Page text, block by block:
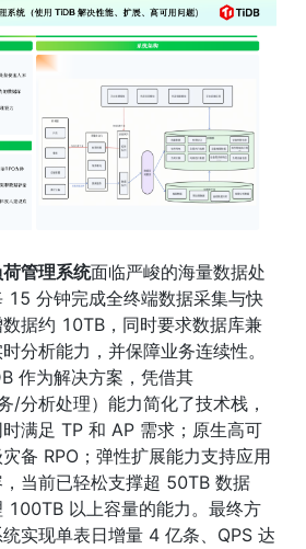
管理系统面临严峻的海量数据处
15 分钟完成全终端数据采集与快
据约 10TB，同时要求数据库兼
分析能力，并保障业务连续性。
作为解决方案，凭借其
/分析处理）能力简化了技术栈，
满足 TP 和 AP 需求；原生高可
备 RPO；弹性扩展能力支持应用
当前已轻松支撑超 50TB 数据
100TB 以上容量的能力。最终方
实现单表日增量 4 亿条、QPS 达